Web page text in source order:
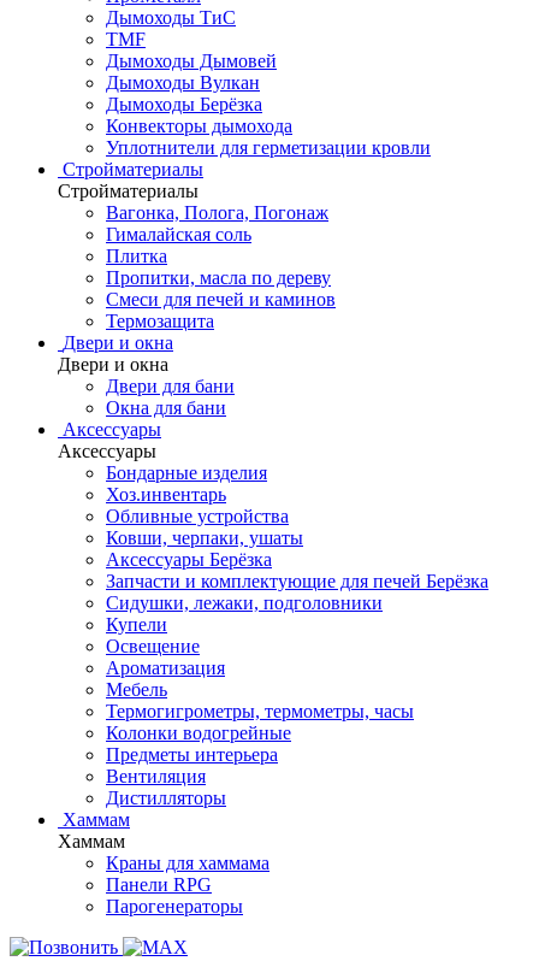
Дымоходы ТиС
TMF
Дымоходы Дымовей
Дымоходы Вулкан
Дымоходы Берёзка
Конвекторы дымохода
Уплотнители для герметизации кровли
Стройматериалы
Стройматериалы
Вагонка, Полога, Погонаж
Гималайская соль
Плитка
Пропитки, масла по дереву
Смеси для печей и каминов
Термозащита
Двери и окна
Двери и окна
Двери для бани
Окна для бани
Аксессуары
Аксессуары
Бондарные изделия
Хоз.инвентарь
Обливные устройства
Ковши, черпаки, ушаты
Аксессуары Берёзка
Запчасти и комплектующие для печей Берёзка
Сидушки, лежаки, подголовники
Купели
Освещение
Ароматизация
Мебель
Термогигрометры, термометры, часы
Колонки водогрейные
Предметы интерьера
Вентиляция
Дистилляторы
Хаммам
Хаммам
Краны для хаммама
Панели RPG
Парогенераторы